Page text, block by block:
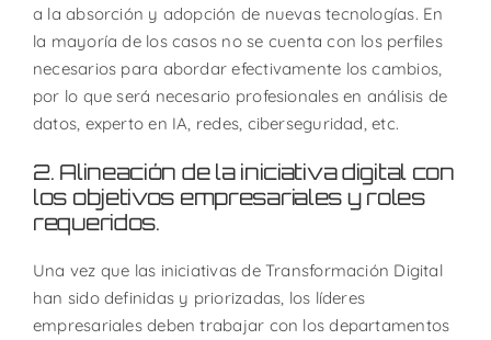
a la absorción y adopción de nuevas tecnologías. En
la mayoría de los casos no se cuenta con los perfiles
necesarios para abordar efectivamente los cambios,
por lo que será necesario profesionales en análisis de
datos, experto en IA, redes, ciberseguridad, etc.
2. Alineación de la iniciativa digital con
los objetivos empresariales y roles
requeridos.
Una vez que las iniciativas de Transformación Digital
han sido definidas y priorizadas, los líderes
empresariales deben trabajar con los departamentos